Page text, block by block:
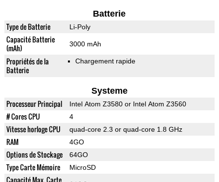
Batterie
Type de Batterie Li-Poly
Capacité Batterie
(mAh)
3000 mAh
Propriétés de la
Batterie
Chargement rapide
Systeme
Processeur Principal Intel Atom Z3580 or Intel Atom Z3560
# Cores CPU 4
Vitesse horloge CPU quad-core 2.3 or quad-core 1.8 GHz
RAM 4GO
Options de Stockage 64GO
Type Carte Mémoire MicroSD
Capacité Max. Carte